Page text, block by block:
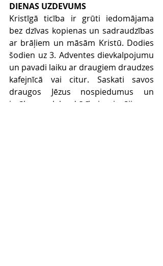
DIENAS UZDEVUMS
Kristīgā ticība ir grūti iedomājama
bez dzīvas kopienas un sadraudzības
ar brāļiem un māsām Kristū. Dodies
šodien uz 3. Adventes dievkalpojumu
un pavadi laiku ar draugiem draudzes
kafejnīcā vai citur. Saskati savos
draugos Jēzus nospiedumus un
izvēles par labu dzīvībai, priecājies un